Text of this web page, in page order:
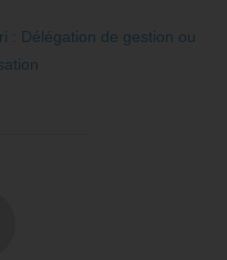
: Délégation de gestion ou